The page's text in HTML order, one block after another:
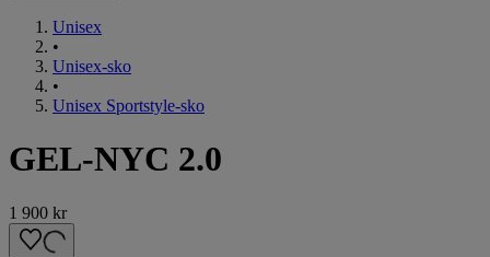
Unisex
•
Unisex-sko
•
Unisex Sportstyle-sko
GEL-NYC 2.0
1 900 kr